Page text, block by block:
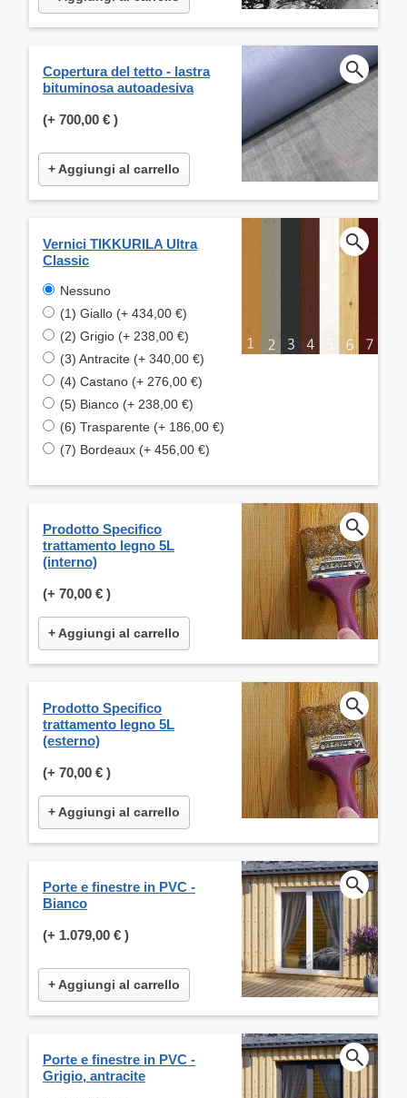
Copertura del tetto - lastra
bituminosa autoadesiva
(+ 700,00 € )
+ Aggiungi al carrello
Vernici TIKKURILA Ultra
Classic
Nessuno
(1) Giallo (+ 434,00 €)
(2) Grigio (+ 238,00 €)
(3) Antracite (+ 340,00 €)
(4) Castano (+ 276,00 €)
(5) Bianco (+ 238,00 €)
(6) Trasparente (+ 186,00 €)
(7) Bordeaux (+ 456,00 €)
Prodotto Specifico
trattamento legno 5L
(interno)
(+ 70,00 € )
+ Aggiungi al carrello
Prodotto Specifico
trattamento legno 5L
(esterno)
(+ 70,00 € )
+ Aggiungi al carrello
Porte e finestre in PVC -
Bianco
(+ 1.079,00 € )
+ Aggiungi al carrello
Porte e finestre in PVC -
Grigio, antracite